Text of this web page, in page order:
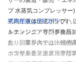
プ 水蒸気コンプレッサー) ・極低温用ヘリウムコンプレッサー ・スクリュー
式高圧液体圧送ポンプ ・以上の関連機器、ユニット及びパッケージ 2.プラン
トエンジニアリング食品加工機
生、回収システム ・冷熱最適制御システム ・各種船舶自動化冷却システム
・大型農畜、水産用冷却プラント 3.コンサルタントエン
平均年収は697万円です。
ルティング・専門事務所
おり、業界内では比較的
コンサルティング・専門
ホワイト企業度スコアは